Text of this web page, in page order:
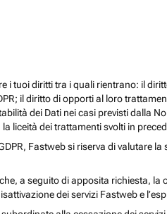
i tuoi diritti tra i quali rientrano: il
il diritto di opporti al loro
dei Dati nei casi previsti dalla
liceità dei trattamenti svolti in
Fastweb si riserva di
a seguito di apposita richiesta,
dei servizi Fastweb e